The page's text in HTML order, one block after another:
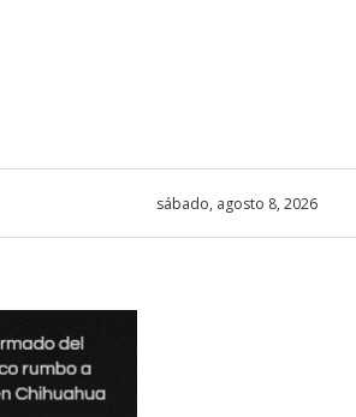
sábado, agosto 8, 2026